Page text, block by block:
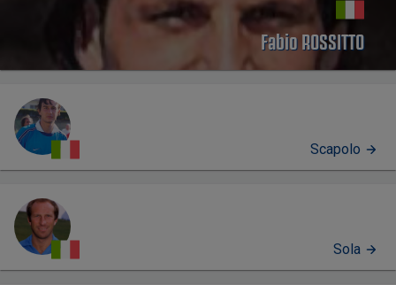
Fabio ROSSITTO
Scapolo
Sola